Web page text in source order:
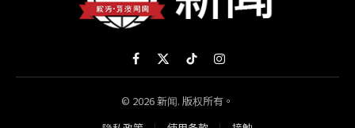
Facebook
X
(Twitter)
TikTokInstagram
© 2026 新闻. 版权所有。